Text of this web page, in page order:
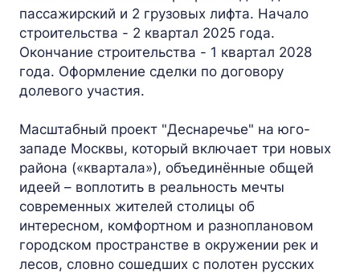
пассажирский и 2 грузовых лифта. Начало
строительства - 2 квартал 2025 года.
Окончание строительства - 1 квартал 2028
года. Оформление сделки по договору
долевого участия.
Масштабный проект "Деснаречье" на юго-
западе Москвы, который включает три новых
района («квартала»), объединённые общей
идеей – воплотить в реальность мечты
современных жителей столицы об
интересном, комфортном и разноплановом
городском пространстве в окружении рек и
лесов, словно сошедших с полотен русских